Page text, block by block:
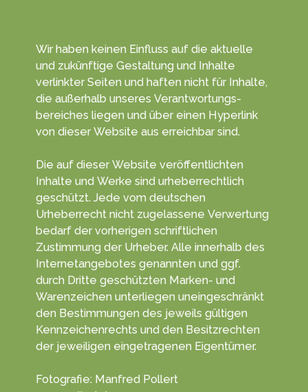
Wir haben keinen Ein­fluss auf die aktuelle
und zukünf­tige Gestal­tung und Inhalte
verlinkter Seiten und haften nicht für Inhalte,
die außerhalb unseres Verant­wortungs­
bereiches liegen und über einen Hyper­link
von dieser Web­site aus erreichbar sind.
Die auf dieser Website veröffentlichten
Inhalte und Werke sind urheber­rechtlich
geschützt. Jede vom deutschen
Urheberrecht nicht zugelassene Verwertung
bedarf der vorherigen schriftlichen
Zustimmung der Urheber. Alle innerhalb des
Internetangebotes genannten und ggf.
durch Dritte geschützten Marken- und
Waren­zeichen unter­liegen unein­geschränkt
den Bestim­mungen des jeweils gültigen
Kenn­zeichen­rechts und den Besitz­rechten
der jeweiligen einge­tragenen Eigen­tümer.
Fotografie: Manfred Pollert